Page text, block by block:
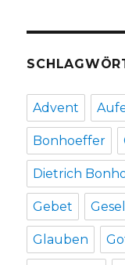
Advent
Bonhoeffer
Dietrich
Gebet
Glauben